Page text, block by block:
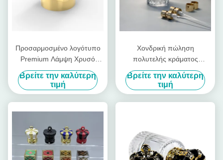
Προσαρμοσμένο λογότυπο
Premium Λάμψη Χρυσό
τετραγωνικό σχήμα καπάκι
Καπάκι Αρώματος για Fea
15 γυάλινο μπουκάλι
αρώματος λαιμό
Βρείτε την καλύτερη
τιμή
Χονδρική πώληση
πολυτελής κράματος
ψευδαργύρου 15mm
ακανόνιστο σχήμα Zamak
Perfume Bottle Cap υψηλής
ποιότητας εύκολο ανοιχτό
Βρείτε την καλύτερη
τιμή